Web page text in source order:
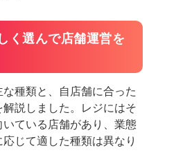
く選んで店舗運営を
種類と、自店舗に合った
説しました。レジにはそ
ている店舗があり、業態
じて適した種類は異なり